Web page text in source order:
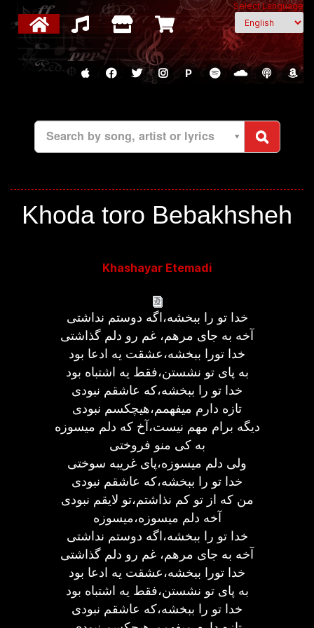
Select Language
P
Search by song, artist or lyrics
Khoda toro Bebakhsheh
Khashayar Etemadi
خدا تو را ببخشه،اگه دوستم نداشتی
آخه به جای مرهم، غم رو دلم گذاشتی
خدا تورا ببخشه،عشقت یه ادعا بود
به پای تو نشستن،فقط یه اشتباه بود
خدا تو را ببخشه،که عاشقم نبودی
تازه دارم میفهمم،هیچکسم نبودی
دیگه برام مهم نیست،آخ که دلم میسوزه
به کی منو فروختی
ولی دلم میسوزه،پای غریبه سوختی
خدا تو را ببخشه،که عاشقم نبودی
من که از تو کم نذاشتم،تو لایقم نبودی
آخه دلم میسوزه،میسوزه
خدا تو را ببخشه،اگه دوستم نداشتی
آخه به جای مرهم، غم رو دلم گذاشتی
خدا تورا ببخشه،عشقت یه ادعا بود
به پای تو نشستن،فقط یه اشتباه بود
خدا تو را ببخشه،که عاشقم نبودی